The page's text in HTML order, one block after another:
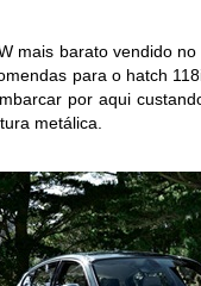
mais barato vendido
para o hatch
por aqui
metálica.